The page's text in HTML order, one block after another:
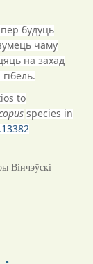
будуць
чаму
на захад
to
species in
Вінчэўскі